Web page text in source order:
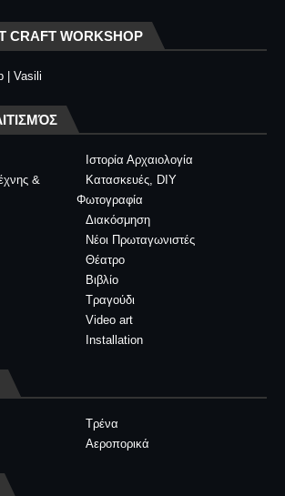
CRAFT WORKSHOP
| Vasili
Ιστορία Αρχαιολογία
&
Κατασκευές, DIY
Φωτογραφία
Διακόσμηση
Νέοι Πρωταγωνιστές
Θέατρο
Βιβλίο
Τραγούδι
Video art
Installation
Τρένα
Αεροπορικά